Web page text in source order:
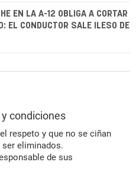
EN LA A-12 OBLIGA A CORTAR
EL CONDUCTOR SALE ILESO DE
condiciones
respeto y que no se ciñan
eliminados.
de sus